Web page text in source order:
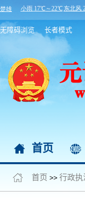
无障碍浏览 长者模式
首页
首页 >> 行政执